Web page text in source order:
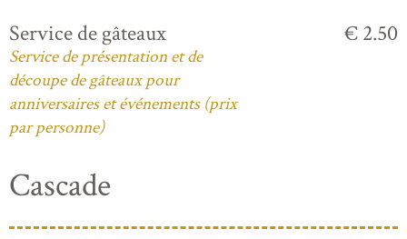
Service de gâteaux
Service de présentation et de
découpe de gâteaux pour
anniversaires et événements (prix
par personne)
€ 2.50
Cascade